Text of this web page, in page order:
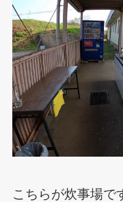
こちらが炊事場で